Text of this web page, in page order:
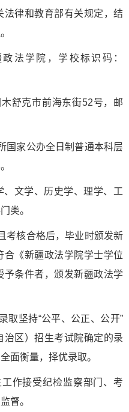
法律和教育部有关规定，结
法学院，学校标识码：
舒克市前海东街52号，邮
国家公办全日制普通本科层
文学、历史学、理学、工
类。
考核合格后，毕业时颁发新
《新疆政法学院学士学位
予条件者，颁发新疆政法学
取坚持“公平、公正、公开”
治区）招生考试院确定的录
面衡量，择优录取。
作接受纪检监察部门、考
督。